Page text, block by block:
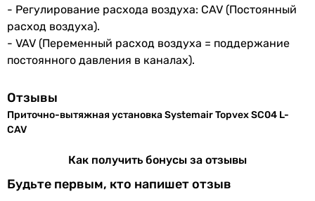
- Регулирование расхода воздуха: CAV (Постоянный
расход воздуха).
- VAV (Переменный расход воздуха = поддержание
постоянного давления в каналах).
Отзывы
Приточно-вытяжная установка Systemair Topvex SC04 L-
CAV
Как получить бонусы за отзывы
Будьте первым, кто напишет отзыв